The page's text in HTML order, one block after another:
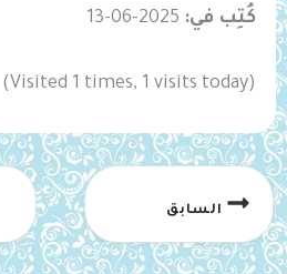
كُتِب في: 2025-06-13
(Visited 1 times, 1 visits today)
السابق